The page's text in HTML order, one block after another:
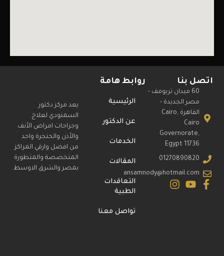
يعد مركز دكتور
السمنودي لعلاج
وجراحات امراض الأنف
والأذن والحنجرة واحد
من افضل وارقي المراكز
المتخصصة والمتطورة
بمصر والشرق الاوسط.
روابط هامة
الرئيسية
عن الدكتور
الخدمات
المقالات
التعاقدات
الطبية
تواصل معنا
اتصل بنا
60 ميدان تريومف -
مصر الجديدة -
القاهرة Cairo,
Cairo
Governorate,
Egypt 11736
01270890820
ansamnody@hotmail.com